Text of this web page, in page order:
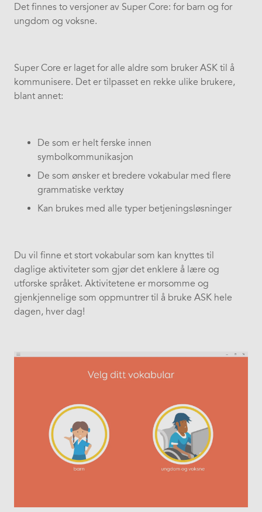
Det finnes to versjoner av Super Core: for barn og for
ungdom og voksne.
Super Core er laget for alle aldre som bruker ASK til å
kommunisere. Det er tilpasset en rekke ulike brukere,
blant annet:
De som er helt ferske innen
symbolkommunikasjon
De som ønsker et bredere vokabular med flere
grammatiske verktøy
Kan brukes med alle typer betjeningsløsninger
Du vil finne et stort vokabular som kan knyttes til
daglige aktiviteter som gjør det enklere å lære og
utforske språket. Aktivitetene er morsomme og
gjenkjennelige som oppmuntrer til å bruke ASK hele
dagen, hver dag!